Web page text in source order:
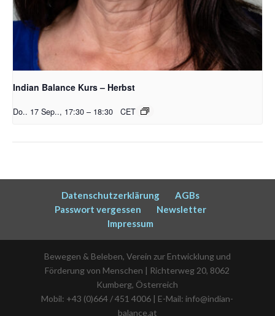
Indian Balance Kurs – Herbst
Do.. 17 Sep.., 17:30 – 18:30 CET
Datenschutzerklärung
AGBs
Passwort vergessen
Newsletter
Impressum
Bewegen & Beleben, Verein zur Entwicklung und
Förderung von Menschen | Richterweg 20, 8062
Kumberg, Österreich
Mobil: +43 (0)664 / 451 4006 | E-Mail: info@indian-
balance.at